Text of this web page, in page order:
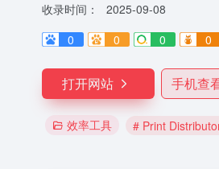
收录时间：
2025-09-08
0
0 0 0
打开网站 手机查
效率工具 # Print